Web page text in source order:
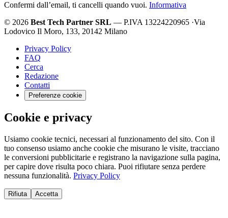
Confermi dall’email, ti cancelli quando vuoi. Informativa
© 2026 Best Tech Partner SRL — P.IVA 13224220965 ·Via
Lodovico Il Moro, 133, 20142 Milano
Privacy Policy
FAQ
Cerca
Redazione
Contatti
Preferenze cookie
Cookie e privacy
Usiamo cookie tecnici, necessari al funzionamento del sito. Con il
tuo consenso usiamo anche cookie che misurano le visite, tracciano
le conversioni pubblicitarie e registrano la navigazione sulla pagina,
per capire dove risulta poco chiara. Puoi rifiutare senza perdere
nessuna funzionalità. Privacy Policy
Rifiuta Accetta